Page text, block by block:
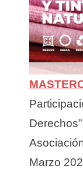
Marzo 202